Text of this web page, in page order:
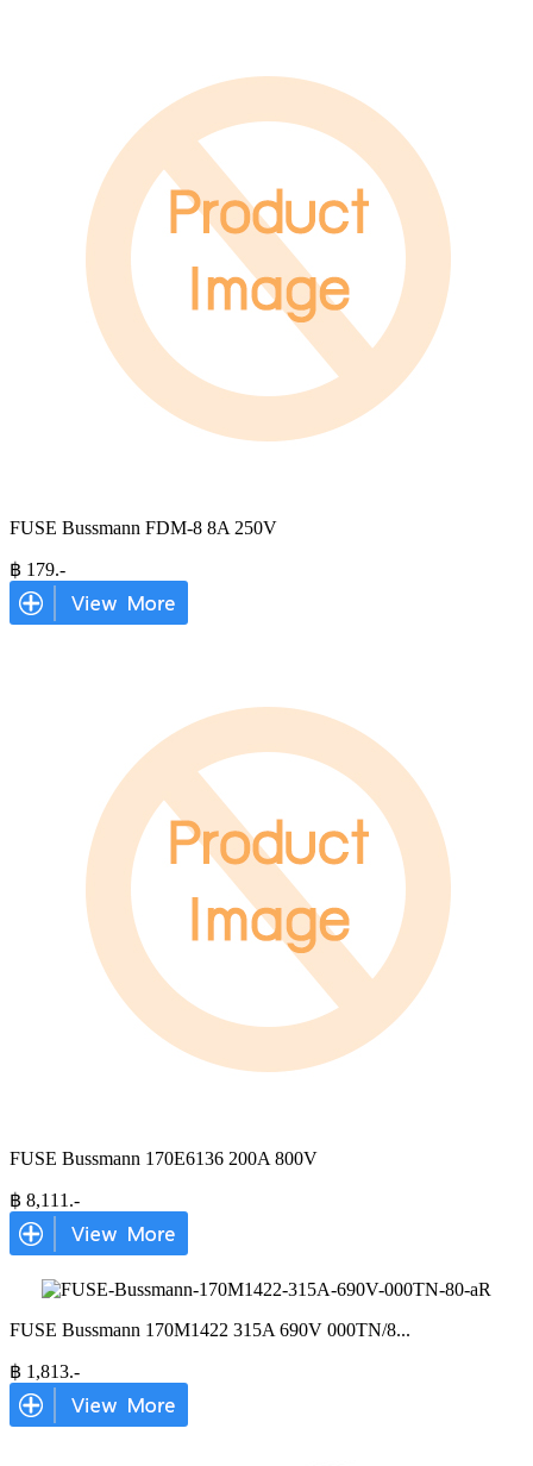
FUSE Bussmann FDM-8 8A 250V
฿ 179.-
FUSE Bussmann 170E6136 200A 800V
฿ 8,111 .-
FUSE Bussmann 170M1422 315A 690V 000TN/8...
฿ 1,813.-